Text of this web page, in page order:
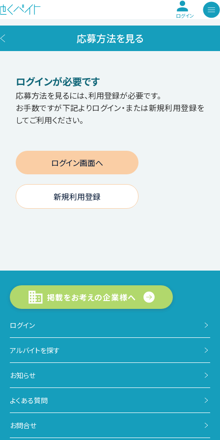
ログイン
応募方法を見る
ログインが必要です
応募方法を見るには、利用登録が必要です。
お手数ですが下記よりログイン・または新規利用登録を
してご利用ください。
ログイン画面へ
新規利用登録
掲載をお考えの企業様へ
ログイン
アルバイトを探す
お知らせ
よくある質問
お問合せ